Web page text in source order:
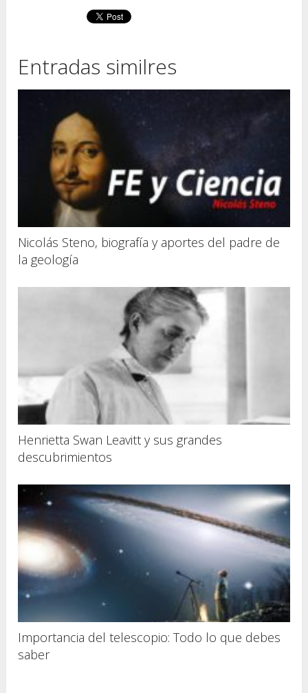
Entradas similres
Nicolás Steno, biografía y aportes del padre de
la geología
Henrietta Swan Leavitt y sus grandes
descubrimientos
Importancia del telescopio: Todo lo que debes
saber